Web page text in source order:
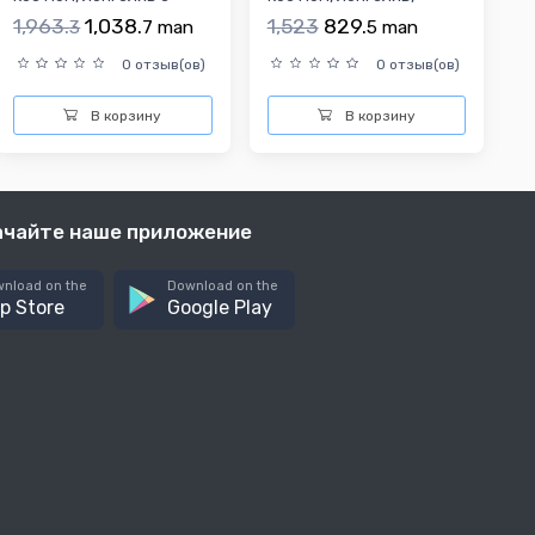
круглым воротником,
цв...
1,963.3 1,038.7 man
0 отзыв(ов)
В корзину
зеленые детские
штаны, ...
1,523 829.5 man
0 отзыв(ов)
В корзину
наше приложение
on the
Store
Download on the
Google Play